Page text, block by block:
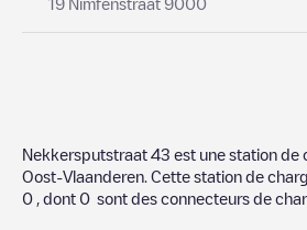
19 Nimfenstraat 9000
Nekkersputstraat 43 est une station de
Oost-Vlaanderen . Cette station de
0 , dont 0 sont des connecteurs de